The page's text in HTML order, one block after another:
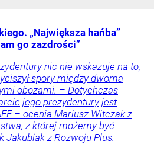
„Największa hańba”
go zazdrości”
nic nie wskazuje na to,
spory między dwoma
obozami. – Dotychczas
jego prezydentury jest
– ocenia Mariusz Witczak z
z której możemy być
Jakubiak z Rozwoju Plus.